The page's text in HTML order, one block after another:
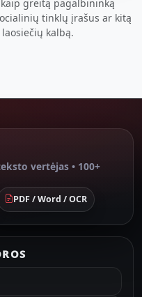
greitą pagalbininką
tinklų įrašus ar kitą
kalbą.
vertėjas • 100+
PDF / Word / OCR